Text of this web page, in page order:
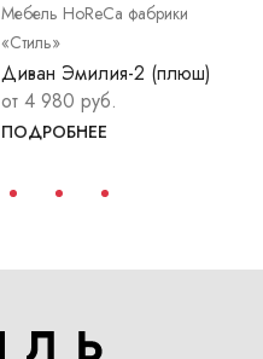
Мебель HoReCa фабрики
«Стиль»
Диван Эмилия-2 (плюш)
от 4 980 руб.
ПОДРОБНЕЕ